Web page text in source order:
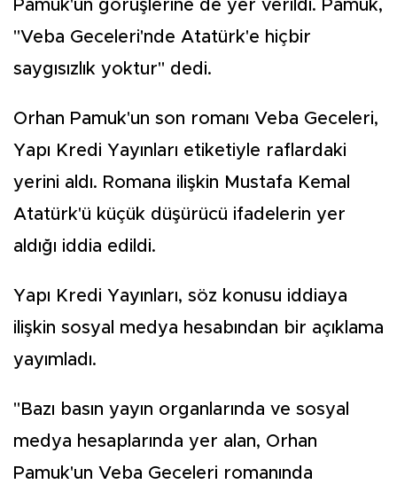
Pamuk'un görüşlerine de yer verildi. Pamuk,
"Veba Geceleri'nde Atatürk'e hiçbir
saygısızlık yoktur" dedi.
Orhan Pamuk'un son romanı Veba Geceleri,
Yapı Kredi Yayınları etiketiyle raflardaki
yerini aldı. Romana ilişkin Mustafa Kemal
Atatürk'ü küçük düşürücü ifadelerin yer
aldığı iddia edildi.
Yapı Kredi Yayınları, söz konusu iddiaya
ilişkin sosyal medya hesabından bir açıklama
yayımladı.
"Bazı basın yayın organlarında ve sosyal
medya hesaplarında yer alan, Orhan
Pamuk'un Veba Geceleri romanında